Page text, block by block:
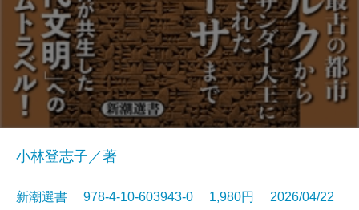
小林登志子／著
新潮選書 978-4-10-603943-0 1,980円 2026/04/22